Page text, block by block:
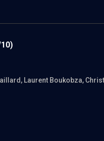
, Laurent Boukobza,